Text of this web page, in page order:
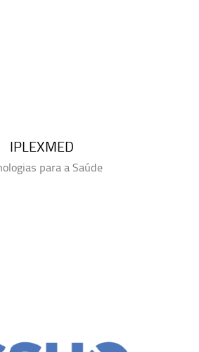
IPLEXMED
para a Saúde